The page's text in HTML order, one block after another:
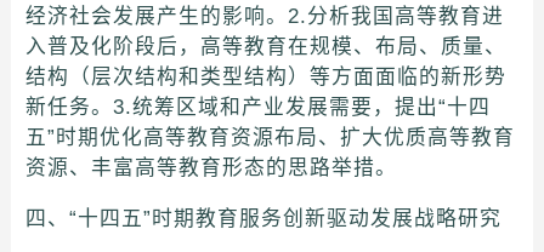
经济社会发展产生的影响。2.分析我国高等教育进
入普及化阶段后，高等教育在规模、布局、质量、
结构（层次结构和类型结构）等方面面临的新形势
新任务。3.统筹区域和产业发展需要，提出“十四
五”时期优化高等教育资源布局、扩大优质高等教育
资源、丰富高等教育形态的思路举措。
四、“十四五”时期教育服务创新驱动发展战略研究